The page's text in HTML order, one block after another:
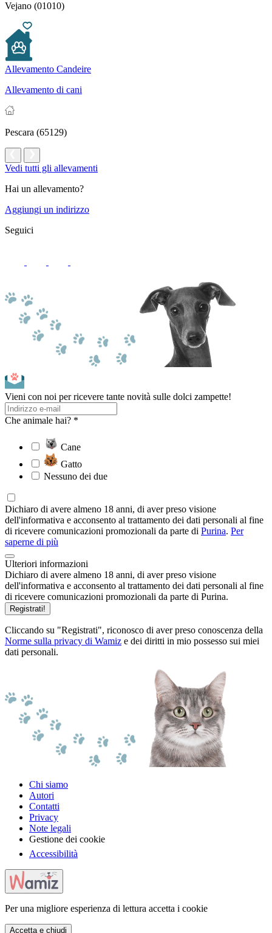
Vejano (01010)
Allevamento Candeire
Allevamento di cani
Pescara (65129)
Vedi tutti gli allevamenti
Hai un allevamento?
Aggiungi un indirizzo
Seguici
Vieni con noi per ricevere tante novità sulle dolci zampette!
Che animale hai? *
Cane
Gatto
Nessuno dei due
Dichiaro di avere almeno 18 anni, di aver preso visione
dell'informativa e acconsento al trattamento dei dati personali al fine
di ricevere comunicazioni promozionali da parte di Purina. Per
saperne di più
Ulteriori informazioni
Dichiaro di avere almeno 18 anni, di aver preso visione
dell'informativa e acconsento al trattamento dei dati personali al fine
di ricevere comunicazioni promozionali da parte di Purina.
Registrati!
Cliccando su "Registrati", riconosco di aver preso conoscenza della
Norme sulla privacy di Wamiz e dei diritti in mio possesso sui miei
dati personali.
Chi siamo
Autori
Contatti
Privacy
Note legali
Gestione dei cookie
Accessibilità
Per una migliore esperienza di lettura accetta i cookie
Accetta e chiudi